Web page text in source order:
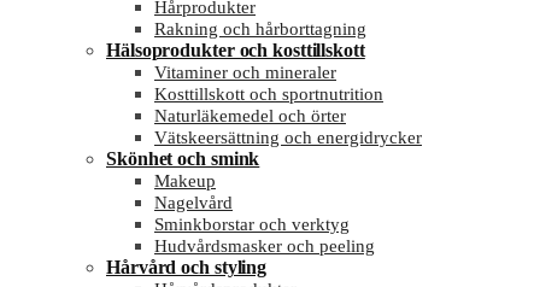
Hårprodukter
Rakning och hårborttagning
Hälsoprodukter och kosttillskott
Vitaminer och mineraler
Kosttillskott och sportnutrition
Naturläkemedel och örter
Vätskeersättning och energidrycker
Skönhet och smink
Makeup
Nagelvård
Sminkborstar och verktyg
Hudvårdsmasker och peeling
Hårvård och styling